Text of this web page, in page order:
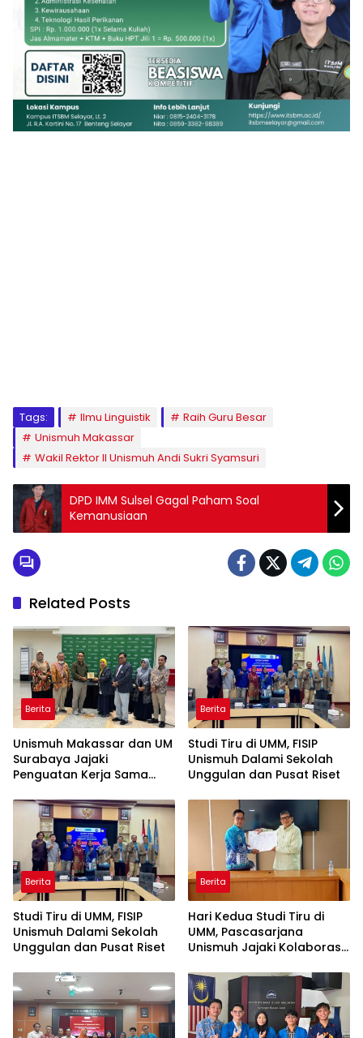
Tags: Ilmu Linguistik
Raih Guru Besar
Unismuh Makassar
Wakil Rektor II Unismuh Andi Sukri Syamsuri
DPD IMM Sulsel Gagal Paham Soal
Kemanusiaan
Related Posts
Berita
Unismuh Makassar dan UM
Surabaya Jajaki
Penguatan Kerja Sama
Tiru
Berita
Studi Tiru di UMM, FISIP
Unismuh Dalami Sekolah
Unggulan dan Pusat Riset
Berita
Studi Tiru di UMM, FISIP
Unismuh Dalami Sekolah
Unggulan dan Pusat Riset
Berita
Hari Kedua Studi Tiru di
UMM, Pascasarjana
Unismuh Jajaki Kolaborasi